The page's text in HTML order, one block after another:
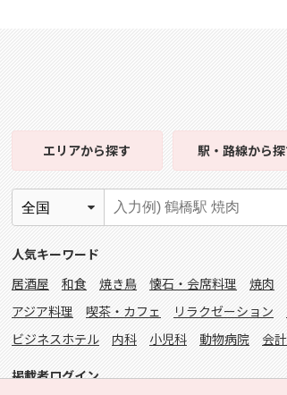
エリアから探す 駅・路線から
人気キーワード
居酒屋
和食 焼き鳥 懐石・会席料理 焼肉
アジア料理
喫茶・カフェ リラクゼーション
ビジネスホテル
内科 小児科 動物病院 会
掲載者ログイン